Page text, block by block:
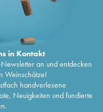
in Kontakt
an und entdecken
Weinschätze!
handverlesene
Neuigkeiten und fundierte